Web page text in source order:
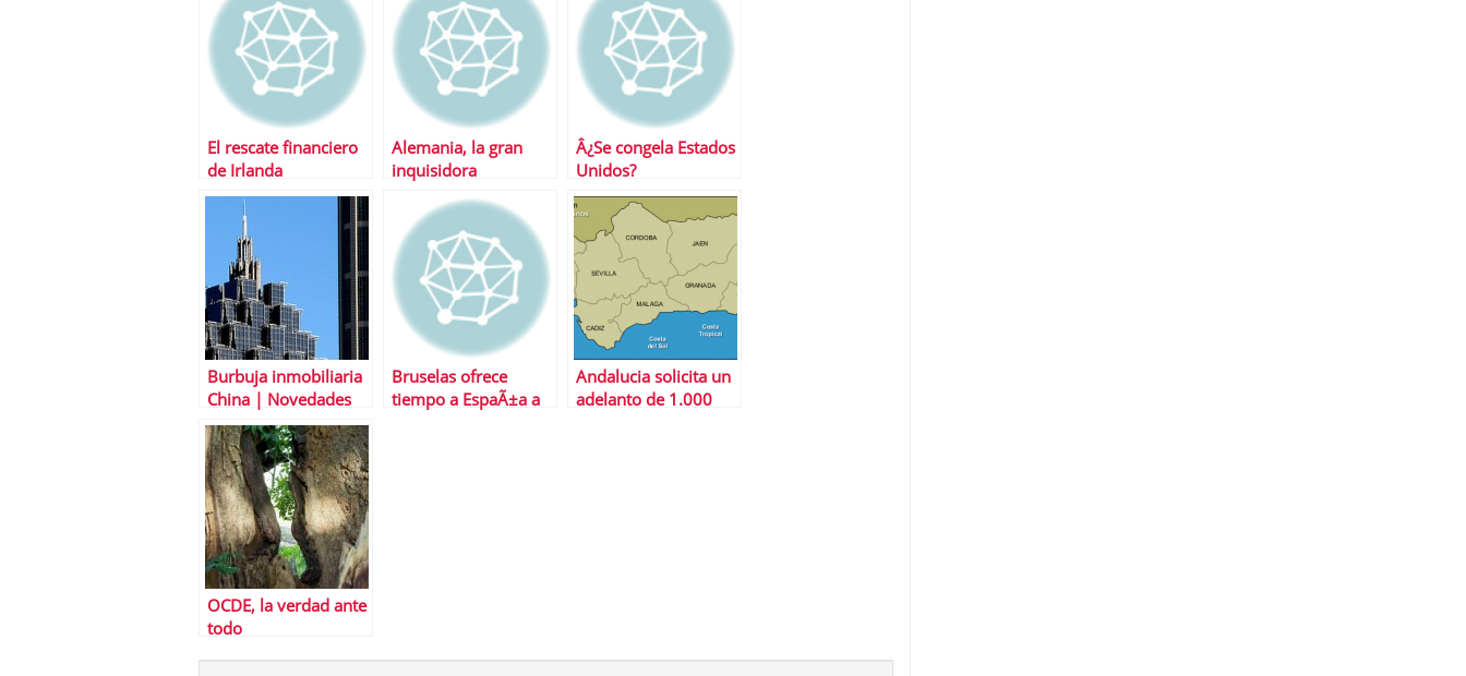
El rescate financiero
de Irlanda
Alemania, la gran
inquisidora
Â¿Se congela Estados
Unidos?
Burbuja inmobiliaria
China | Novedades
en la regulaciÃ³n de
compra vivienda
Bruselas ofrece
tiempo a EspaÃ±a a
Andalucia solicita un
adelanto de 1.000
OCDE, la verdad ante
todo